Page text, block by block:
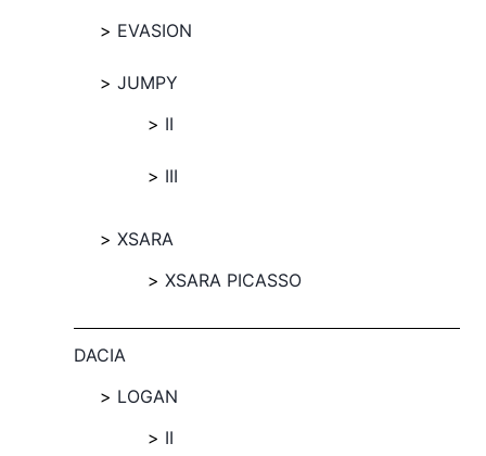
EVASION
JUMPY
II
III
XSARA
XSARA PICASSO
DACIA
LOGAN
II